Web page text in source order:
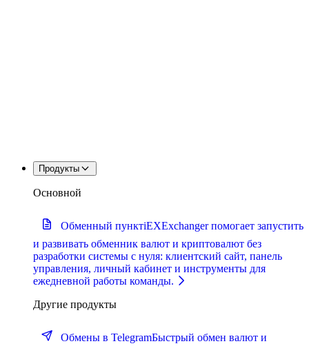
Продукты
Основной
Обменный пунктiEXExchanger помогает запустить
и развивать обменник валют и криптовалют без
разработки системы с нуля: клиентский сайт, панель
управления, личный кабинет и инструменты для
ежедневной работы команды.
Другие продукты
Обмены в TelegramБыстрый обмен валют и